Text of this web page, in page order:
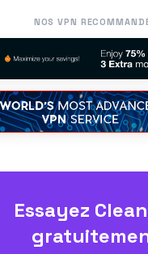
NOS VPN
Essayez